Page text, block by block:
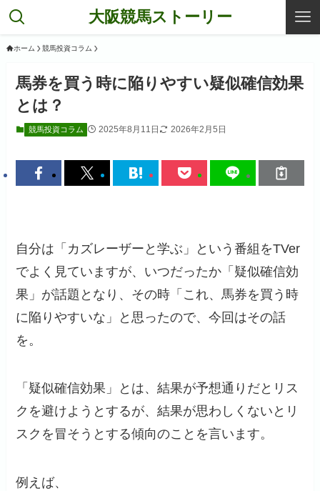
大阪競馬ストーリー
ホーム 競馬投資コラム
馬券を買う時に陥りやすい疑似確信効果
とは？
競馬投資コラム 2025年8月11日 2026年2月5日
自分は「カズレーザーと学ぶ」という番組をTVer
でよく見ていますが、いつだったか「疑似確信効
果」が話題となり、その時「これ、馬券を買う時
に陥りやすいな」と思ったので、今回はその話
を。
「疑似確信効果」とは、結果が予想通りだとリス
クを避けようとするが、結果が思わしくないとリ
スクを冒そうとする傾向のことを言います。
例えば、